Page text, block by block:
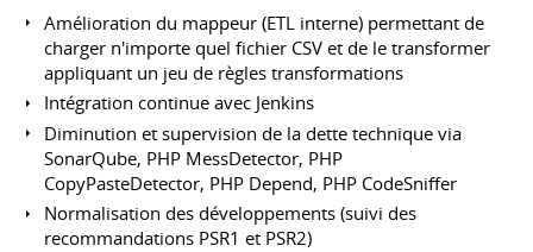
Amélioration du mappeur (ETL interne) permettant de
charger n'importe quel fichier CSV et de le transformer
appliquant un jeu de règles transformations
Intégration continue avec Jenkins
Diminution et supervision de la dette technique via
SonarQube, PHP MessDetector, PHP
CopyPasteDetector, PHP Depend, PHP CodeSniffer
Normalisation des développements (suivi des
recommandations PSR1 et PSR2)